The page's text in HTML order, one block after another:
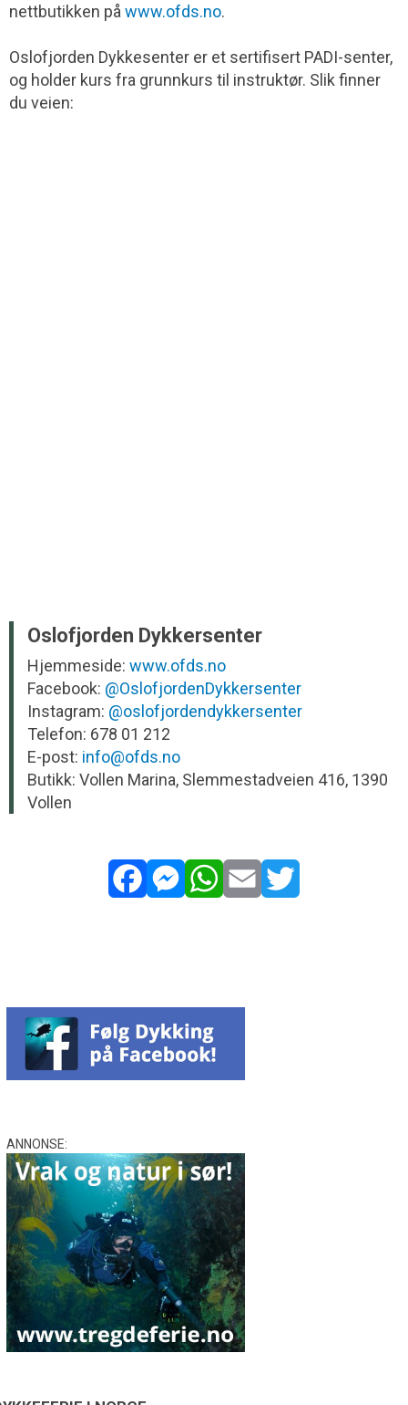
nettbutikken på www.ofds.no.
Oslofjorden Dykkesenter er et sertifisert PADI-senter,
og holder kurs fra grunnkurs til instruktør. Slik finner
du veien:
Oslofjorden Dykkersenter
Hjemmeside: www.ofds.no
Facebook: @OslofjordenDykkersenter
Instagram: @oslofjordendykkersenter
Telefon: 678 01 212
E-post: info@ofds.no
Butikk: Vollen Marina, Slemmestadveien 416, 1390
Vollen
ANNONSE: